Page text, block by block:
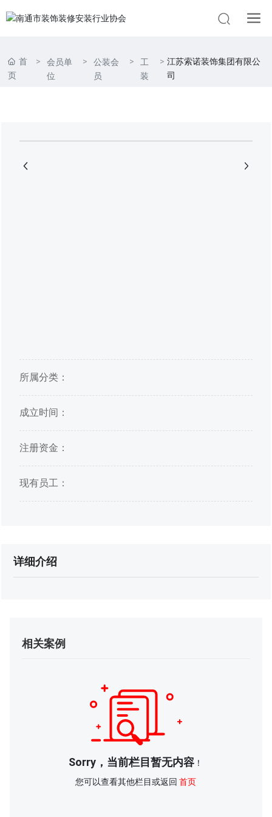
首
页
会员单
位
公装会
员
工
装
江苏索诺装饰集团有限公
司
所属分类：
成立时间：
注册资金：
现有员工：
详细介绍
相关案例
Sorry，当前栏目暂无内容 ！
您可以查看其他栏目或返回首页